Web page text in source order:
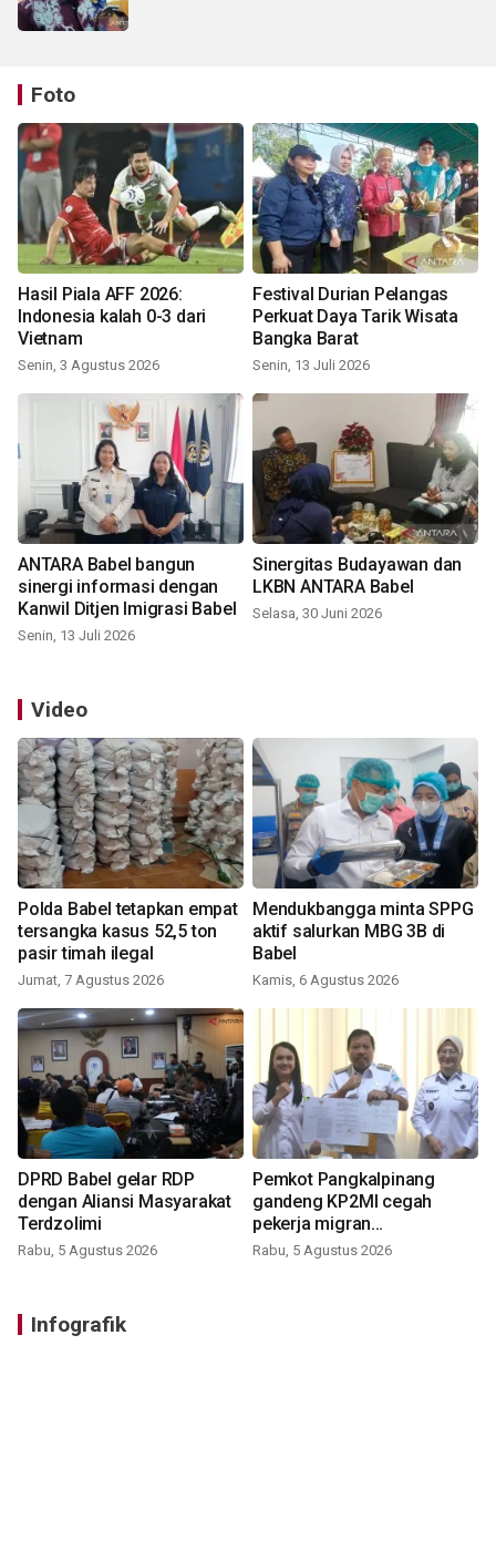
Foto
Hasil Piala AFF 2026:
Indonesia kalah 0-3 dari
Vietnam
Senin, 3 Agustus 2026
Festival Durian Pelangas
Perkuat Daya Tarik Wisata
Bangka Barat
Senin, 13 Juli 2026
ANTARA Babel bangun
sinergi informasi dengan
Kanwil Ditjen Imigrasi Babel
Senin, 13 Juli 2026
Sinergitas Budayawan dan
LKBN ANTARA Babel
Selasa, 30 Juni 2026
Video
Polda Babel tetapkan empat
tersangka kasus 52,5 ton
pasir timah ilegal
Jumat, 7 Agustus 2026
Mendukbangga minta SPPG
aktif salurkan MBG 3B di
Babel
Kamis, 6 Agustus 2026
DPRD Babel gelar RDP
dengan Aliansi Masyarakat
Terdzolimi
Rabu, 5 Agustus 2026
Pemkot Pangkalpinang
gandeng KP2MI cegah
pekerja migran
nonprosedural
Rabu, 5 Agustus 2026
Infografik